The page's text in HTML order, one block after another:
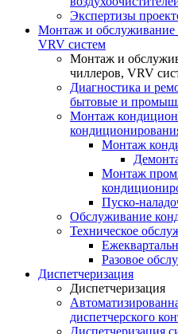
Экспертизы
Монтаж и обслуживание
VRV систем
Монтаж и
чиллеров, VRV
Диагностика и
бытовые и
Монтаж
Монтаж
Монтаж
Пуско-
Обслуживание
Техническое
Разовое
Диспетчеризация
Диспетчеризация
диспетчерского
Диспетчеризация